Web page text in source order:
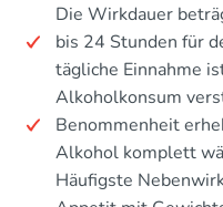
Die Wirkdauer
bis 24 Stunden für
tägliche Einnahme
Alkoholkonsum
Benommenheit
Alkohol komplett
Häufigste